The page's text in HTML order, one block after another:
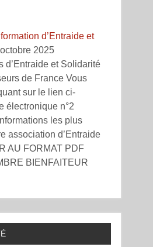
d’Entraide et
2025
d’Entraide et Solidarité
de France Vous
sur le lien ci-
électronique n°2
les plus
association d’Entraide
AU FORMAT PDF
BIENFAITEUR